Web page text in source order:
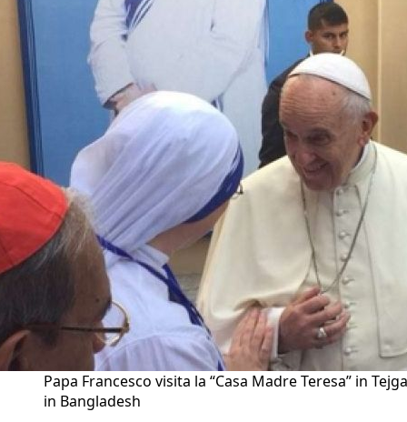
Papa Francesco visita la “Casa Madre Teresa” in
in Bangladesh